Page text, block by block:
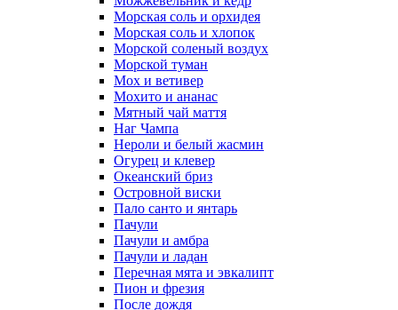
Морская соль и орхидея
Морская соль и хлопок
Морской соленый воздух
Морской туман
Мох и ветивер
Мохито и ананас
Мятный чай маття
Наг Чампа
Нероли и белый жасмин
Огурец и клевер
Океанский бриз
Островной виски
Пало санто и янтарь
Пачули
Пачули и амбра
Пачули и ладан
Перечная мята и эвкалипт
Пион и фрезия
После дождя